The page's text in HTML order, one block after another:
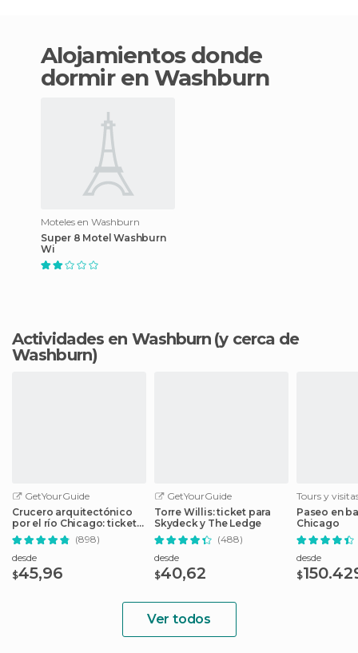
Alojamientos donde
dormir en Washburn
Moteles en Washburn
Super 8 Motel Washburn
Wi
Actividades en Washburn (y cerca de
Washburn)
GetYourGuide
Crucero arquitectónico
por el río Chicago: ticket
sin colas
(898)
desde
$45,96
GetYourGuide
Torre Willis: ticket para
Skydeck y The Ledge
(488)
desde
$40,62
Tours y
Paseo en
Chicago
desde
$
Ver todos